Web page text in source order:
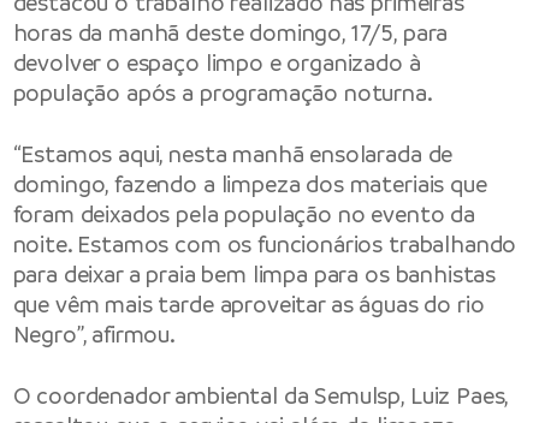
horas da manhã deste domingo, 17/5, para
devolver o espaço limpo e organizado à
população após a programação noturna.
“Estamos aqui, nesta manhã ensolarada de
domingo, fazendo a limpeza dos materiais que
foram deixados pela população no evento da
noite. Estamos com os funcionários trabalhando
para deixar a praia bem limpa para os banhistas
que vêm mais tarde aproveitar as águas do rio
Negro”, afirmou.
O coordenador ambiental da Semulsp, Luiz Paes,